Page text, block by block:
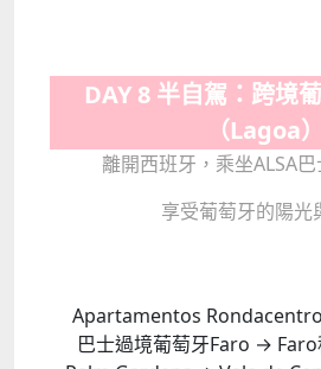
DAY 8 半自駕：跨境
（Lagoa）
離開西班牙，乘坐ALSA
享受葡萄牙的陽光
Apartamentos
巴士過境葡萄牙Faro →